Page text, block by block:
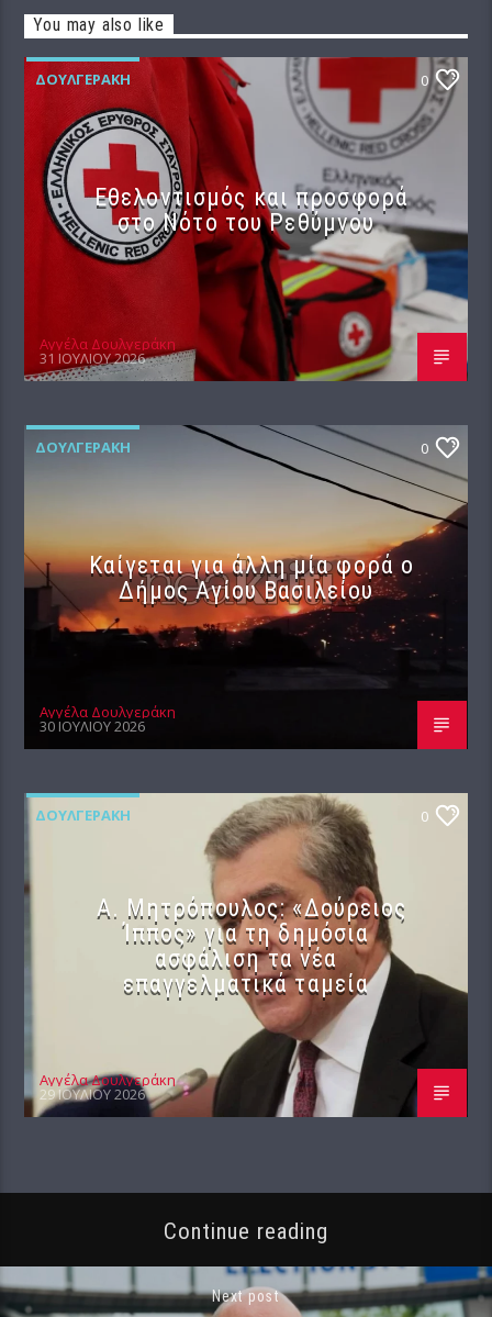
You may also like
ΔΟΥΛΓΕΡΆΚΗ 0
Εθελοντισμός και προσφορά
στο Νότο του Ρεθύμνου
Αγγέλα Δουλγεράκη
31 ΙΟΥΛΊΟΥ 2026
ΔΟΥΛΓΕΡΆΚΗ 0
Καίγεται για άλλη μία φορά ο
Δήμος Αγίου Βασιλείου
Αγγέλα Δουλγεράκη
30 ΙΟΥΛΊΟΥ 2026
ΔΟΥΛΓΕΡΆΚΗ 0
Α. Μητρόπουλος: «Δούρειος
Ίππος» για τη δημόσια
ασφάλιση τα νέα
επαγγελματικά ταμεία
Αγγέλα Δουλγεράκη
29 ΙΟΥΛΊΟΥ 2026
Continue reading
Next post